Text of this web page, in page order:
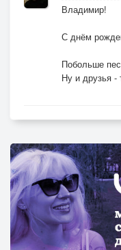
Владимир!
С днём
Побольше
Ну и друзья